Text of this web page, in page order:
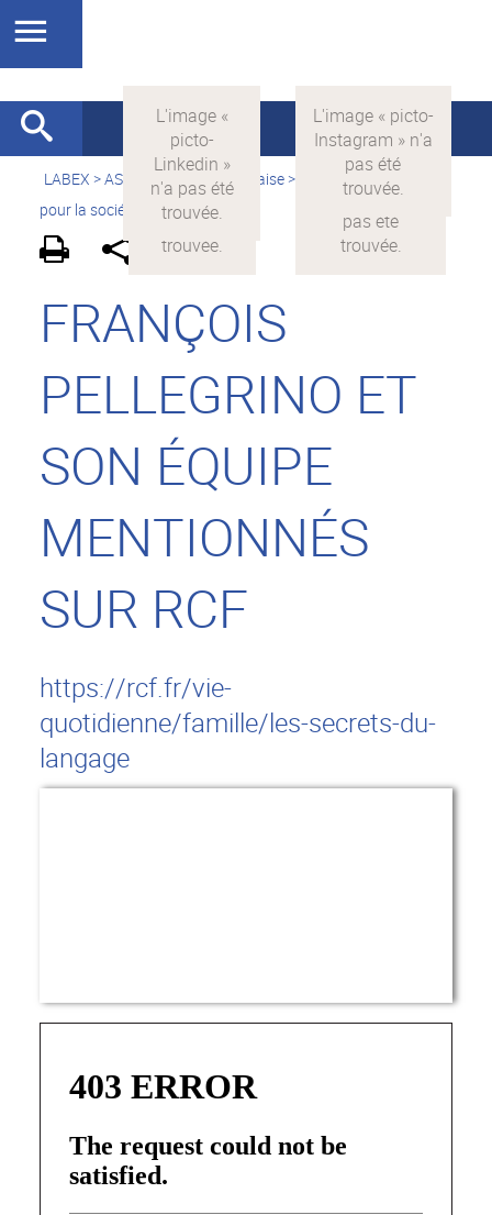
LABEX >ASLAN > Version française>
La science avec et
pour la société
On parle de nous
FRANÇOIS
PELLEGRINO ET
SON ÉQUIPE
MENTIONNÉS
SUR RCF
https://rcf.fr/vie-
quotidienne/famille/les-secrets-du-
langage